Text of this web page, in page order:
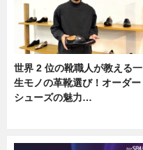
世界 2 位の靴職人が教える一
生モノの革靴選び！オーダー
シューズの魅力…